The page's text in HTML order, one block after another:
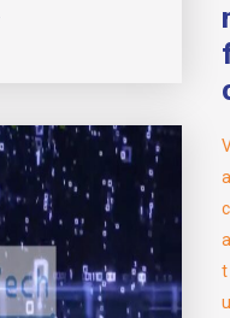
a
c
a
t
u